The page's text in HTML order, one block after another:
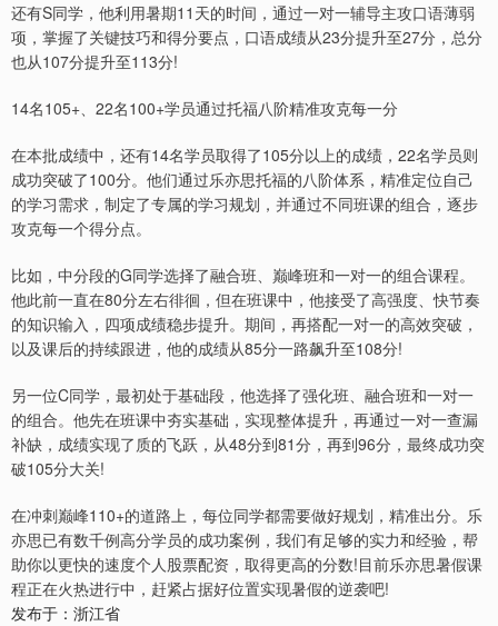
还有S同学，他利用暑期11天的时间，通过一对一辅导主攻口语薄弱
项，掌握了关键技巧和得分要点，口语成绩从23分提升至27分，总分
也从107分提升至113分!
14名105+、22名100+学员通过托福八阶精准攻克每一分
在本批成绩中，还有14名学员取得了105分以上的成绩，22名学员则
成功突破了100分。他们通过乐亦思托福的八阶体系，精准定位自己
的学习需求，制定了专属的学习规划，并通过不同班课的组合，逐步
攻克每一个得分点。
比如，中分段的G同学选择了融合班、巅峰班和一对一的组合课程。
他此前一直在80分左右徘徊，但在班课中，他接受了高强度、快节奏
的知识输入，四项成绩稳步提升。期间，再搭配一对一的高效突破，
以及课后的持续跟进，他的成绩从85分一路飙升至108分!
另一位C同学，最初处于基础段，他选择了强化班、融合班和一对一
的组合。他先在班课中夯实基础，实现整体提升，再通过一对一查漏
补缺，成绩实现了质的飞跃，从48分到81分，再到96分，最终成功突
破105分大关!
在冲刺巅峰110+的道路上，每位同学都需要做好规划，精准出分。乐
亦思已有数千例高分学员的成功案例，我们有足够的实力和经验，帮
助你以更快的速度个人股票配资，取得更高的分数!目前乐亦思暑假课
程正在火热进行中，赶紧占据好位置实现暑假的逆袭吧!
发布于：浙江省